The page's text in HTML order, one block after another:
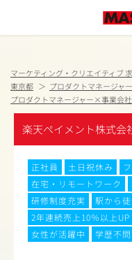
マーケティング・クリエイティブ
東京都
プロダクトマネージャー
プロダクトマネージャー×事業会社
楽天ペイメント株式会
正社員 土日祝休み
在宅・リモートワーク
研修制度充実
駅から
2年連続売上10％以上UP
女性が活躍中
学歴不問